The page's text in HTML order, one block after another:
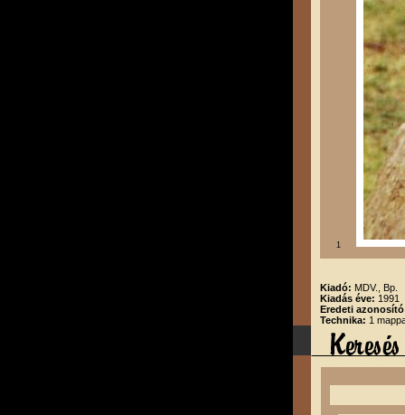
1
Kiadó: MDV., Bp.
Kiadás éve: 1991
Eredeti
Technika: 1